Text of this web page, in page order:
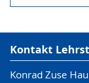
Kontakt
Konrad Zuse